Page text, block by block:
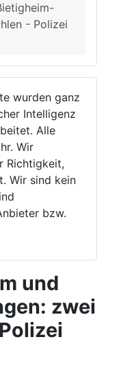
- Polizei
wurden ganz
Intelligenz
Alle
Wir
Richtigkeit,
Wir sind kein
bzw.
und
zwei